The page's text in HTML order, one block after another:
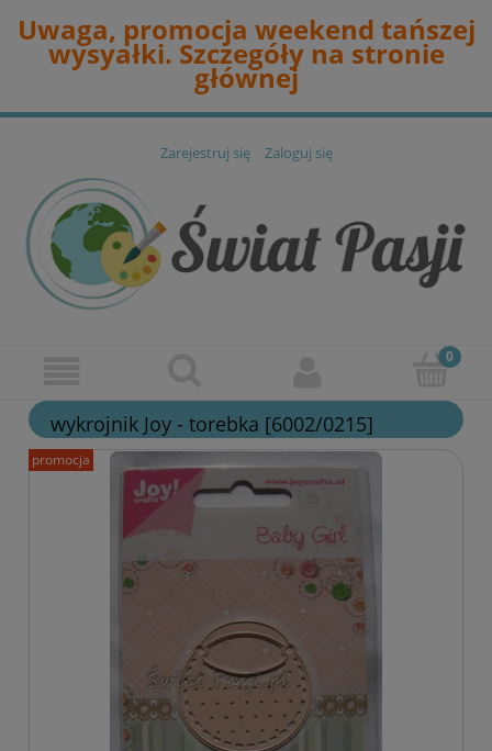
Uwaga, promocja weekend tańszej
wysyałki. Szczegóły na stronie
głównej
Zarejestruj się Zaloguj się
wykrojnik Joy - torebka [6002/0215]
promocja